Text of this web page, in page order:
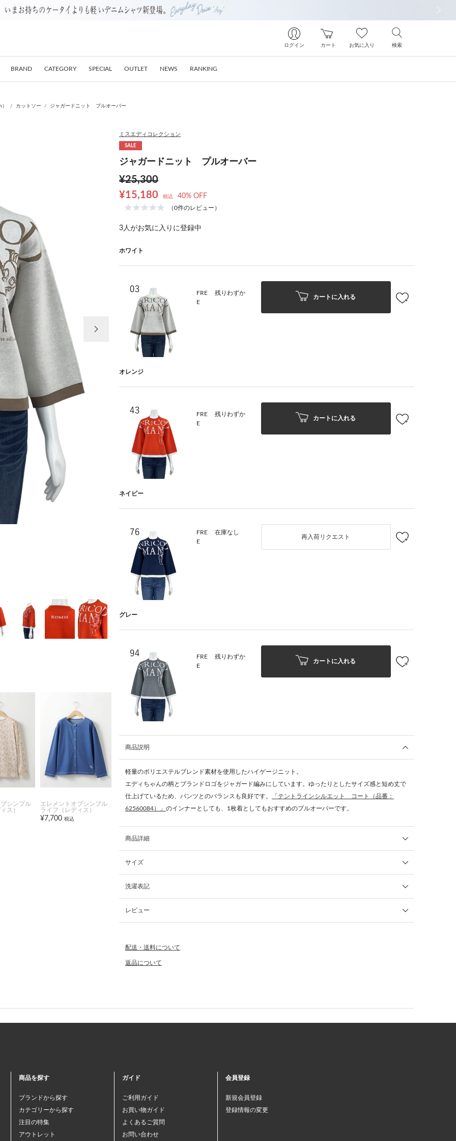
ログイン カート お気に入り 検索
BRAND CATEGORY SPECIAL OUTLET NEWS RANKING
カットソー ジャガードニット プルオーバー
シンプル
ス）
エレメントオブシンプル
ライフ（レディス）
¥7,700 税込
ミスエディコレクション
SALE
ジャガードニット プルオーバー
¥25,300
¥15,180
税込 40% OFF
（0件のレビュー）
3人がお気に入りに登録中
ホワイト
FRE
E
残りわずか
カートに入れる
オレンジ
FRE
E
残りわずか
カートに入れる
ネイビー
FRE
E
在庫なし
再入荷リクエスト
グレー
FRE
E
残りわずか
カートに入れる
商品説明
軽量のポリエステルブレンド素材を使用したハイゲージニット。
エディちゃんの柄とブランドロゴをジャガード編みにしています。ゆったりとしたサイズ感と短め丈で
仕上げているため、パンツとのバランスも良好です。
「テントラインシルエット コート（品番：
62560084）」 のインナーとしても、1枚着としてもおすすめのプルオーバーです。
商品詳細
サイズ
洗濯表記
レビュー
配送・送料について
返品について
商品を探す
ブランドから探す
カテゴリーから探す
注目の特集
アウトレット
ガイド
ご利用ガイド
お買い物ガイド
よくあるご質問
お問い合わせ
会員登録
新規会員登録
登録情報の変更